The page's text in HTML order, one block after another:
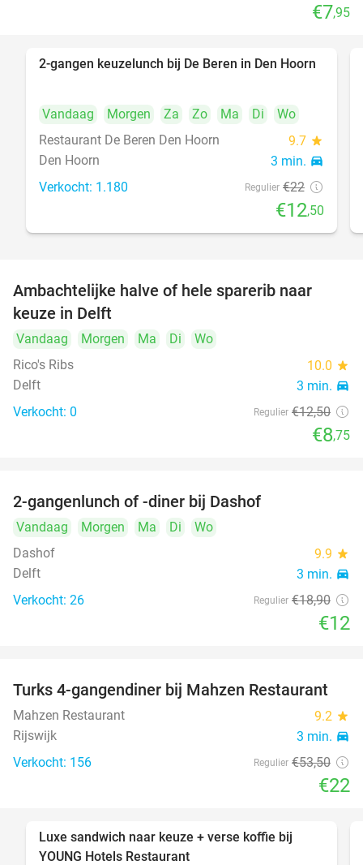
€7,95
43%
2-gangen keuzelunch bij De Beren in Den Hoorn
Vandaag Morgen Za Zo Ma Di
Wo
Restaurant De Beren Den Hoorn
9.7 star
Den Hoorn 3 min. directions_car
Verkocht: 1.180 Regulier €22
€12,50
TODAY
Ambachtelijke halve of hele sparerib naar
keuze in Delft
Vandaag Morgen Ma Di
Wo
Rico's Ribs
10.0 star
Delft 3 min. directions_car
Verkocht: 0 Regulier €12,50
€8,75
2-gangenlunch of -diner bij Dashof
Vandaag Morgen Ma Di
Wo
Dashof
9.9 star
Delft 3 min. directions_car
Verkocht: 26 Regulier €18,90
€12
59%
Turks 4-gangendiner bij Mahzen Restaurant
Mahzen Restaurant 9.2 star
Rijswijk 3 min. directions_car
Verkocht: 156 Regulier €53,50
€22
Luxe sandwich naar keuze + verse koffie bij
YOUNG Hotels Restaurant